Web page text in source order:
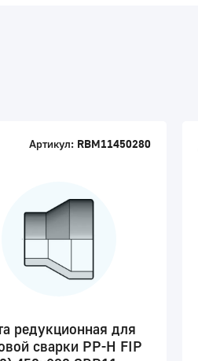
Артикул: RBM11450280
редукционная для
сварки PP-H FIP